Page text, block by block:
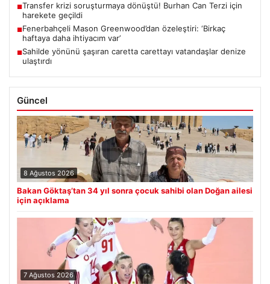
■Transfer krizi soruşturmaya dönüştü! Burhan Can Terzi için
harekete geçildi
■Fenerbahçeli Mason Greenwood’dan özeleştiri: ‘Birkaç
haftaya daha ihtiyacım var’
■Sahilde yönünü şaşıran caretta carettayı vatandaşlar denize
ulaştırdı
Güncel
8 Ağustos 2026
Bakan Göktaş’tan 34 yıl sonra çocuk sahibi olan Doğan ailesi
için açıklama
7 Ağustos 2026